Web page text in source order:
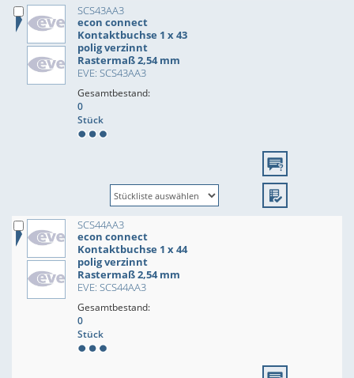
SCS43AA3
econ connect
Kontaktbuchse 1 x 43
polig verzinnt
Rastermaß 2,54 mm
EVE: SCS43AA3
Gesamtbestand:
0
Stück
SCS44AA3
econ connect
Kontaktbuchse 1 x 44
polig verzinnt
Rastermaß 2,54 mm
EVE: SCS44AA3
Gesamtbestand:
0
Stück